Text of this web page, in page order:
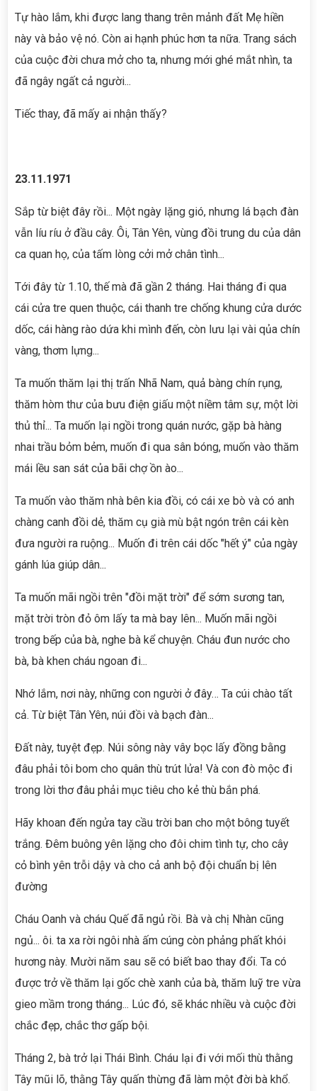
Tự hào lắm, khi được lang thang trên mảnh đất Mẹ hiền
này và bảo vệ nó. Còn ai hạnh phúc hơn ta nữa. Trang sách
của cuộc đời chưa mở cho ta, nhưng mới ghé mắt nhìn, ta
đã ngây ngất cả người...
Tiếc thay, đã mấy ai nhận thấy?
23.11.1971
Sắp từ biệt đây rồi... Một ngày lặng gió, nhưng lá bạch đàn
vẫn líu ríu ở đầu cây. Ôi, Tân Yên, vùng đồi trung du của dân
ca quan họ, của tấm lòng cởi mở chân tình...
Tới đây từ 1.10, thế mà đã gần 2 tháng. Hai tháng đi qua
cái cửa tre quen thuộc, cái thanh tre chống khung cửa dước
dốc, cái hàng rào dứa khi mình đến, còn lưu lại vài qủa chín
vàng, thơm lựng...
Ta muốn thăm lại thị trấn Nhã Nam, quả bàng chín rụng,
thăm hòm thư của bưu điện giấu một niềm tâm sự, một lời
thủ thỉ... Ta muốn lại ngồi trong quán nước, gặp bà hàng
nhai trầu bỏm bẻm, muốn đi qua sân bóng, muốn vào thăm
mái lều san sát của bãi chợ ồn ào...
Ta muốn vào thăm nhà bên kia đồi, có cái xe bò và có anh
chàng canh đồi dẻ, thăm cụ già mù bật ngón trên cái kèn
đưa người ra ruộng... Muốn đi trên cái dốc "hết ý" của ngày
gánh lúa giúp dân...
Ta muốn mãi ngồi trên "đồi mặt trời" để sớm sương tan,
mặt trời tròn đỏ ôm lấy ta mà bay lên... Muốn mãi ngồi
trong bếp của bà, nghe bà kể chuyện. Cháu đun nước cho
bà, bà khen cháu ngoan đi...
Nhớ lắm, nơi này, những con người ở đây… Ta cúi chào tất
cả. Từ biệt Tân Yên, núi đồi và bạch đàn...
Đất này, tuyệt đẹp. Núi sông này vây bọc lấy đồng bằng
đâu phải tôi bom cho quân thù trút lửa! Và con đò mộc đi
trong lời thơ đâu phải mục tiêu cho kẻ thù bắn phá.
Hãy khoan đến ngửa tay cầu trời ban cho một bông tuyết
trắng. Đêm buông yên lặng cho đôi chim tình tự, cho cây
cỏ bình yên trỗi dậy và cho cả anh bộ đội chuẩn bị lên
đường
Cháu Oanh và cháu Quế đã ngủ rồi. Bà và chị Nhàn cũng
ngủ... ôi. ta xa rời ngôi nhà ấm cúng còn phảng phất khói
hương này. Mười năm sau sẽ có biết bao thay đổi. Ta có
được trở về thăm lại gốc chè xanh của bà, thăm luỹ tre vừa
gieo mầm trong tháng... Lúc đó, sẽ khác nhiều và cuộc đời
chắc đẹp, chắc thơ gấp bội.
Tháng 2, bà trở lại Thái Bình. Cháu lại đi với mối thù thằng
Tây mũi lõ, thằng Tây quấn thừng đã làm một đời bà khổ.